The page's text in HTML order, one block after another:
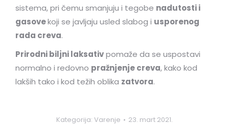
sistema, pri čemu smanjuju i tegobe nadutosti i
gasovekoji se javljaju usled slabog i usporenog
rada creva.
Prirodni biljni laksativpomaže da se uspostavi
normalno i redovno pražnjenje creva, kako kod
lakših tako i kod težih oblika zatvora.
Kategorija: Varenje 23. mart 2021.